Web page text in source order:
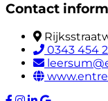
Contact
0343 454